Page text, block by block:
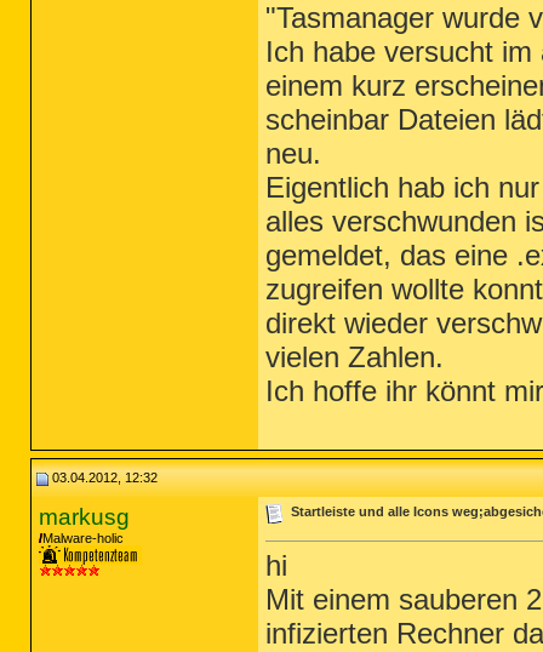
"Tasmanager wurde
Ich habe versucht
einem kurz
scheinbar Dateien
neu.
Eigentlich hab ich
alles verschwunden
gemeldet, das eine
zugreifen wollte
direkt wieder
vielen Zahlen.
Ich hoffe ihr könnt
03.04.2012, 12:32
markusg
Malware-holic
Startleiste und alle Icons
hi
Mit einem sauberen
infizierten Rechner